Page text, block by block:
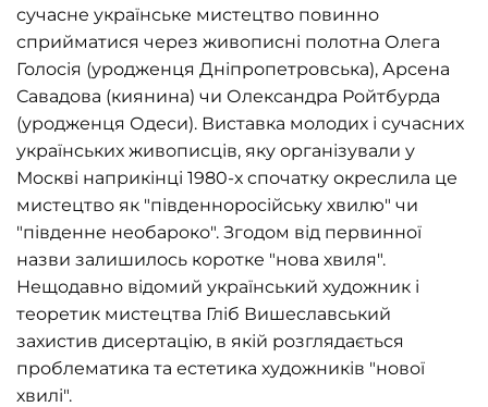
сучасне українське мистецтво повинно
сприйматися через живописні полотна Олега
Голосія (уродженця Дніпропетровська), Арсена
Савадова (киянина) чи Олександра Ройтбурда
(уродженця Одеси). Виставка молодих і сучасних
українських живописців, яку організували у
Москві наприкінці 1980-х спочатку окреслила це
мистецтво як "південноросійську хвилю" чи
"південне необароко". Згодом від первинної
назви залишилось коротке "нова хвиля".
Нещодавно відомий український художник і
теоретик мистецтва Гліб Вишеславський
захистив дисертацію, в якій розглядається
проблематика та естетика художників "нової
хвилі".